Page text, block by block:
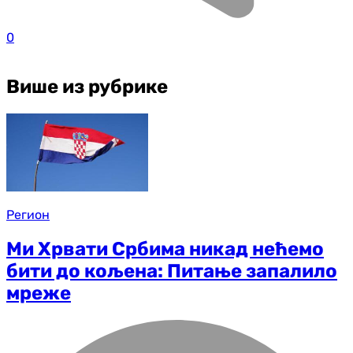
0
Више из рубрике
Регион
Ми Хрвати Србима никад нећемо
бити до кољена: Питање запалило
мреже